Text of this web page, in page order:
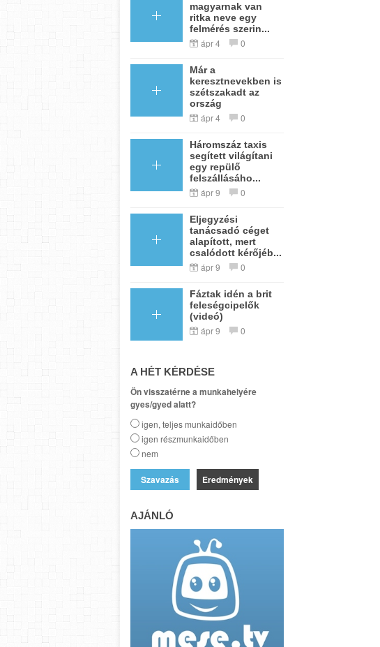
magyarnak van
ritka neve egy
felmérés szerin...
ápr 4 0
Már a
keresztnevekben is
szétszakadt az
ország
ápr 4 0
Háromszáz taxis
segített világítani
egy repülő
felszállásáho...
ápr 9 0
Eljegyzési
tanácsadó céget
alapított, mert
csalódott kérőjéb...
ápr 9 0
Fáztak idén a brit
feleségcipelők
(videó)
ápr 9 0
A HÉT KÉRDÉSE
Ön visszatérne a munkahelyére
gyes/gyed alatt?
igen, teljes munkaidőben
igen részmunkaidőben
nem
Eredmények
AJÁNLÓ